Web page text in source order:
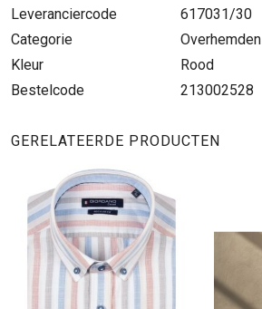
Leveranciercode
617031/30
Categorie
Overhemden
Kleur
Rood
Bestelcode
213002528
GERELATEERDE PRODUCTEN